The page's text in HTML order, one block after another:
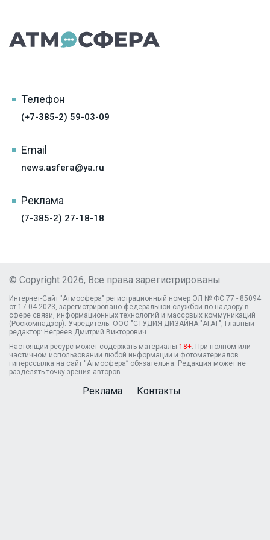
Телефон
(+7-385-2) 59-03-09
Email
news.asfera@ya.ru
Реклама
(7-385-2) 27-18-18
© Copyright 2026, Все права зарегистрированы
Интернет-Сайт "Атмосфера" регистрационный номер ЭЛ № ФС 77 - 85094
от 17.04.2023, зарегистрировано федеральной службой по надзору в
сфере связи, информационных технологий и массовых коммуникаций
(Роскомнадзор). Учредитель: ООО "СТУДИЯ ДИЗАЙНА "АГАТ", Главный
редактор: Негреев Дмитрий Викторович
Настоящий ресурс может содержать материалы 18+. При полном или
частичном использовании любой информации и фотоматериалов
гиперссылка на сайт “Атмосфера” обязательна. Редакция может не
разделять точку зрения авторов.
Реклама Контакты